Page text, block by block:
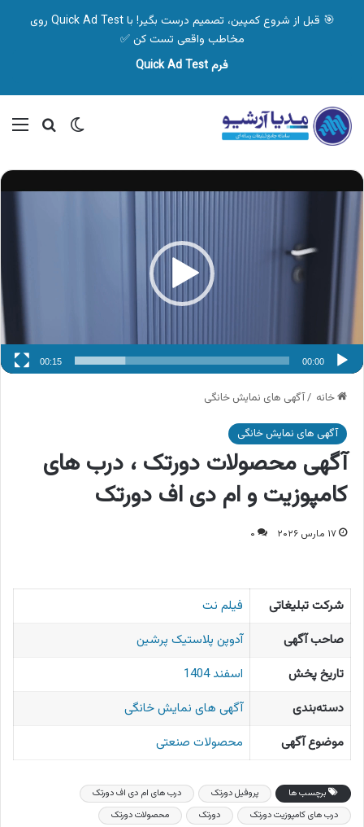
🎯 قبل از شروع کمپین، تصمیم درست بگیر! با Quick Ad Test روی
مخاطب واقعی تست کن ✅
فرم Quick Ad Test
تغییر پوسته
نمایشگر
ویدیو
00:00
00:15
خانه /آگهی های نمایش خانگی
آگهی های نمایش خانگی
آگهی محصولات دورتک ، درب های
کامپوزیت و ام دی اف دورتک
۱۷ مارس ۲۰۲۶ ۰
شرکت تبلیغاتی
فیلم نت
صاحب آگهی
آدوپن پلاستیک پرشین
تاریخ پخش
اسفند 1404
دسته‌بندی
آگهی های نمایش خانگی
موضوع آگهی
محصولات صنعتی
برچسب ها پروفیل دورتک
درب های ام دی اف دورتک
درب های کامپوزیت دورتک
دورتک محصولات دورتک